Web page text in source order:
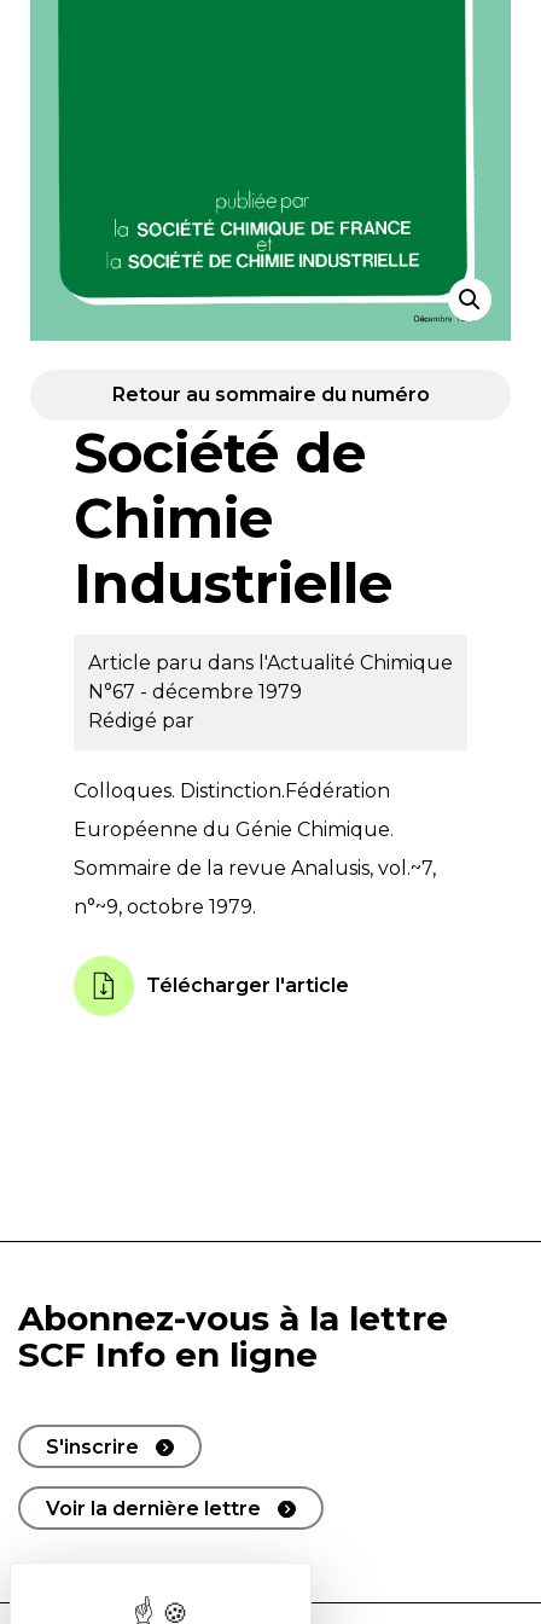
Retour au sommaire du numéro
Société de
Chimie
Industrielle
Article paru dans l'Actualité Chimique
N°67 - décembre 1979
Rédigé par
Colloques. Distinction.Fédération
Européenne du Génie Chimique.
Sommaire de la revue Analusis, vol.~7,
n°~9, octobre 1979.
Télécharger l'article
Abonnez-vous à la lettre
SCF Info en ligne
S'inscrire
Voir la dernière lettre